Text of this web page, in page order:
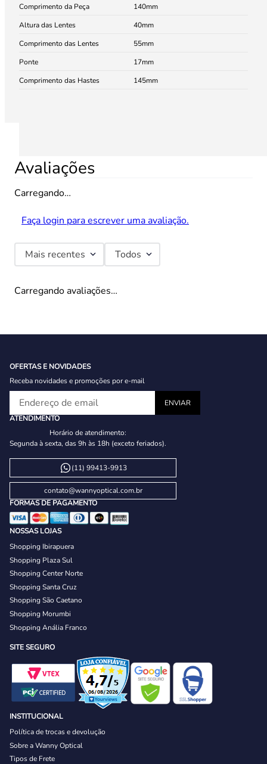
Comprimento da Peça
140
Altura das Lentes
40
Comprimento das Lentes
55
Ponte
17
Comprimento das Hastes
145
Avaliações
Carregando…
Faça login para escrever uma avaliação.
Mais recentes Todos
Carregando avaliações…
OFERTAS E NOVIDADES
Receba novidades e promoções por e-mail
ATENDIMENTO
Horário de atendimento:
Segunda à sexta, das 9h às 18h (exceto feriados).
(11) 99413-9913
contato@wannyoptical.com.br
FORMAS DE PAGAMENTO
NOSSAS LOJAS
Shopping Ibirapuera
Shopping Plaza Sul
Shopping Center Norte
Shopping Santa Cruz
Shopping São Caetano
Shopping Morumbi
Shopping Anália Franco
SITE SEGURO
INSTITUCIONAL
Política de trocas e devolução
Sobre a Wanny Optical
Tipos de Frete